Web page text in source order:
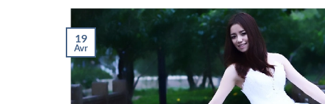
19
Avr